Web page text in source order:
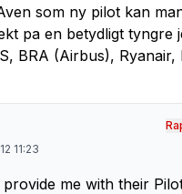
som ny pilot kan
pa en betydligt tyngre
BRA (Airbus), Ryanair,
11:23
me with their